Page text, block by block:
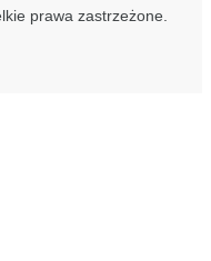
prawa zastrzeżone.